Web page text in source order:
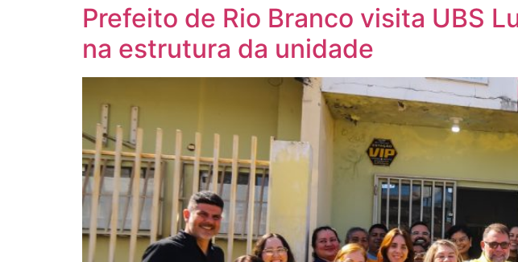
Prefeito de Rio Branco visita UBS
na estrutura da unidade